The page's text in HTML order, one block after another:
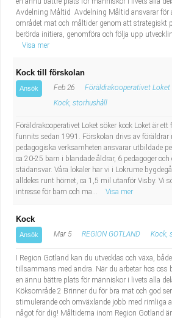
Avdelning Måltid Avdelning Måltid ansvarar för
området mat och måltider genom att strategiskt
berörda initiera, genomföra och följa upp
Visa mer
Kock till förskolan
Ansök Feb 26
Föräldrakooperativet Loket
Kock, storhushåll
Föräldrakooperativet Loket söker kock Loket är
funnits sedan 1991. Förskolan drivs av föräldrar
pedagogiska verksamheten ansvarar utbildade
ca 20-25 barn i blandade åldrar, 6 pedagoger och
städansvar. Våra lokaler har vi i Lokrume
alldeles runt hörnet, ca 1,5 mil utanför Visby. Vi
intresse för barn och ma...
Visa mer
Kock
Ansök Mar 5 REGION GOTLAND Kock,
I Region Gotland kan du utvecklas och växa,
tillsammans med andra. När du arbetar hos
en ännu bättre plats för människor i livets alla
Köksområde 2 Brinner du för bra mat och god
stimulerande och omväxlande jobb med rimliga
något för dig! Måltiderna inom Region Gotland